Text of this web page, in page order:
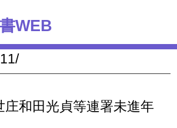
WEB
庄和田光貞等連署未進年